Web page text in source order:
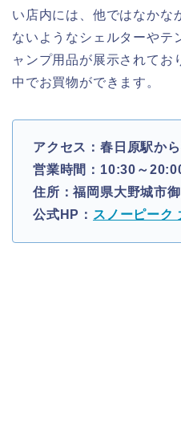
い店内には、他ではなかな
ないようなシェルターやテ
ャンプ用品が展示されてお
中でお買物ができます。
アクセス：春日原駅か
営業時間：10:30～
住所：福岡県大野城市
公式HP： スノーピーク